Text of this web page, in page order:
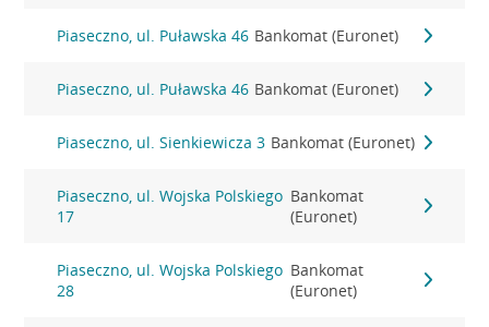
Piaseczno, ul. Puławska 46 Bankomat (Euronet)
Piaseczno, ul. Puławska 46 Bankomat (Euronet)
Piaseczno, ul. Sienkiewicza 3 Bankomat (Euronet)
Piaseczno, ul. Wojska Polskiego
17
Bankomat
(Euronet)
Piaseczno, ul. Wojska Polskiego
28
Bankomat
(Euronet)